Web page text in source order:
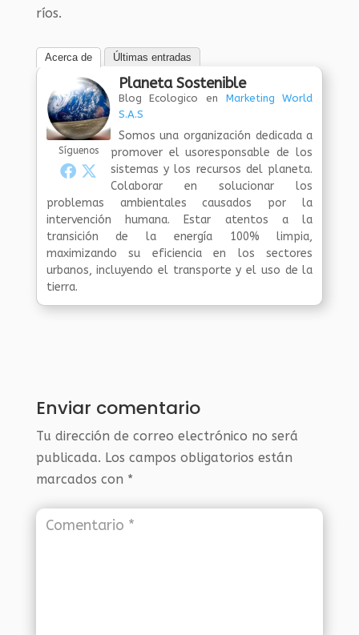
ríos.
Acerca de Últimas entradas
Síguenos
Planeta Sostenible
Blog Ecologico en Marketing World
S.A.S
Somos una organización dedicada a
promover el usoresponsable de los
sistemas y los recursos del planeta.
Colaborar en solucionar los
problemas ambientales causados por la
intervención humana. Estar atentos a la
transición de la energía 100% limpia,
maximizando su eficiencia en los sectores
urbanos, incluyendo el transporte y el uso de la
tierra.
Enviar comentario
Tu dirección de correo electrónico no será
publicada. Los campos obligatorios están
marcados con *